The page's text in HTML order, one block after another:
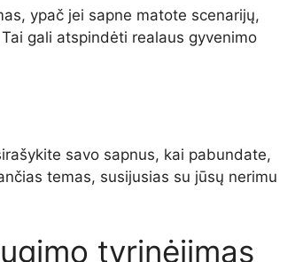
ypač jei sapne matote scenarijų,
gali atspindėti realaus gyvenimo
savo sapnus, kai pabundate,
temas, susijusias su jūsų nerimu
tyrinėjimas